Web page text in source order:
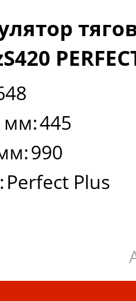
мм:445
990
Perfect Plus